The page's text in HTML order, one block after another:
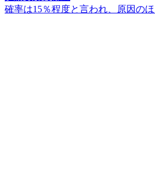
確率は15％程度と言われ、原因の